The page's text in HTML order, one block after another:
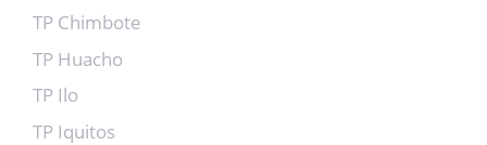
TP Chimbote
TP Huacho
TP Ilo
TP Iquitos